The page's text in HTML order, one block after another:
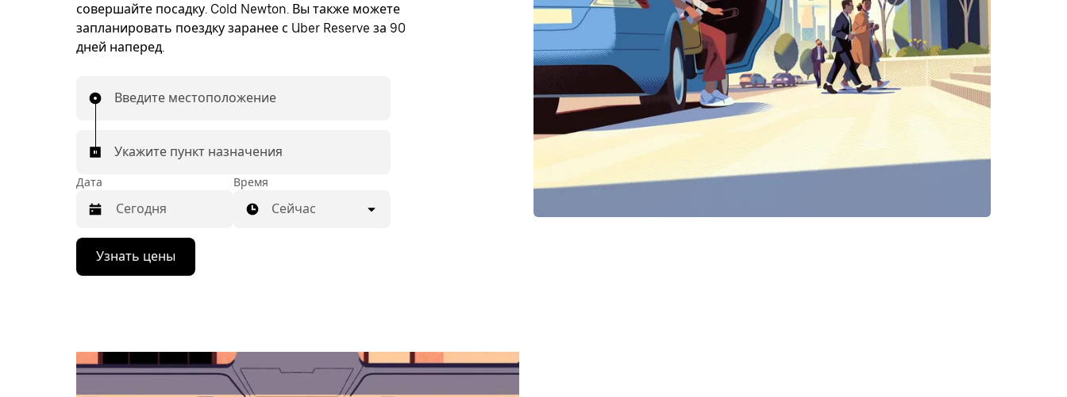
совершайте посадку. Cold Newton. Вы также можете
запланировать поездку заранее с Uber Reserve за 90
дней наперед.
Введите местоположение
Укажите пункт назначения
Дата
Нажмите
стрелку
вниз,
выбрать
дату.
Время
Сейчас
Узнать цены